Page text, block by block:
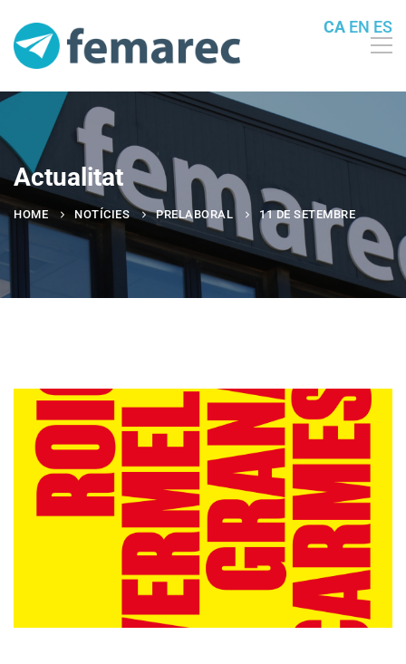
Actualitat
HOME NOTÍCIES PRELABORAL 11 DE SETEMBRE
CA EN ES